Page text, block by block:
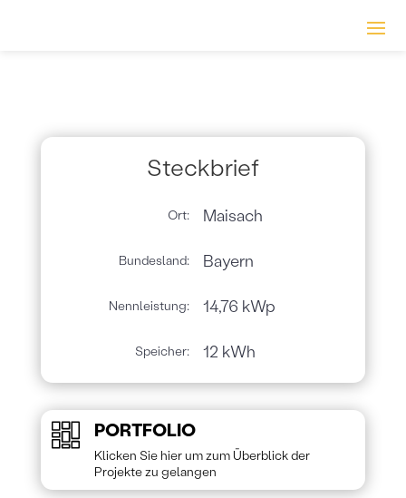
Steckbrief
Ort:
Bundesland:
Nennleistung:
Speicher:
Maisach
Bayern
14,76 kWp
12 kWh
PORTFOLIO
Klicken Sie hier um zum Überblick der
Projekte zu gelangen